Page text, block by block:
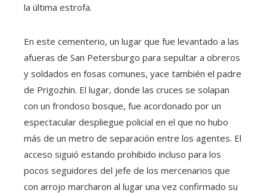
la última estrofa.
En este cementerio, un lugar que fue levantado a las
afueras de San Petersburgo para sepultar a obreros
y soldados en fosas comunes, yace también el padre
de Prigozhin. El lugar, donde las cruces se solapan
con un frondoso bosque, fue acordonado por un
espectacular despliegue policial en el que no hubo
más de un metro de separación entre los agentes. El
acceso siguió estando prohibido incluso para los
pocos seguidores del jefe de los mercenarios que
con arrojo marcharon al lugar una vez confirmado su